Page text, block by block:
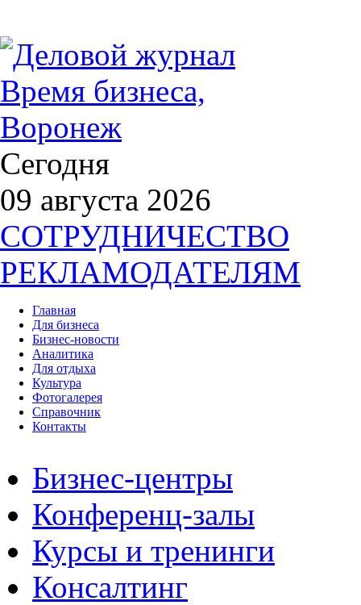
Сегодня
09 августа 2026
СОТРУДНИЧЕСТВО
РЕКЛАМОДАТЕЛЯМ
Главная
Для бизнеса
Бизнес-новости
Аналитика
Для отдыха
Культура
Фотогалерея
Справочник
Контакты
Бизнес-центры
Конференц-залы
Курсы и тренинги
Консалтинг